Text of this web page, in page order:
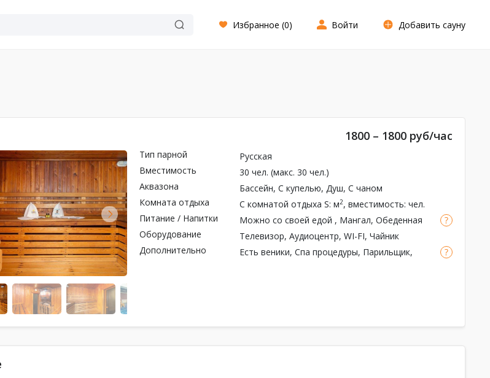
Избранное (0) Войти Добавить сауну
1800 – 1800 руб/час
Тип парной
Русская
Вместимость
30 чел. (макс. 30 чел.)
Аквазона
Бассейн,С купелью, Душ,С чаном
Комната отдыха
С комнатой отдыха S: м2, вместимость: чел.
Питание / Напитки
Можно со своей едой , Мангал, Обеденная
зона, Чай
Оборудование
Телевизор, Аудиоцентр, WI-FI, Чайник
Дополнительно
Есть веники,Спа процедуры, Парильщик,